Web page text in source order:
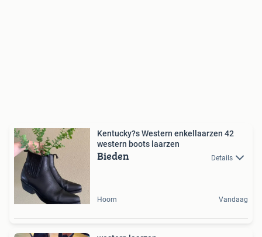
Kentucky?s Western enkellaarzen 42
western boots laarzen
Bieden Details
Hoorn Vandaag